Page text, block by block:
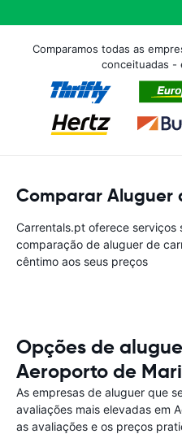
Comparamos todas as
conceituadas -
Comparar Aluguer
Carrentals.pt oferece serviços
comparação de aluguer de
cêntimo aos seus preços
Opções de
Aeroporto de
As empresas de aluguer que
avaliações mais elevadas em
as avaliações e os preços